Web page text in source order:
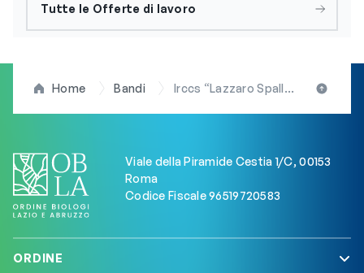
Tutte le Offerte di lavoro
Home Bandi Irccs “Lazzaro Spallanzani”: bando per l’assegnazione di n. 1 borsa di studio e ricerca (BSR) di terzo livello. C’è tempo fino al 27/12/2024 per presentare la domanda di partecipazione
Viale della Piramide Cestia 1/C, 00153
Roma
Codice Fiscale 96519720583
ORDINE